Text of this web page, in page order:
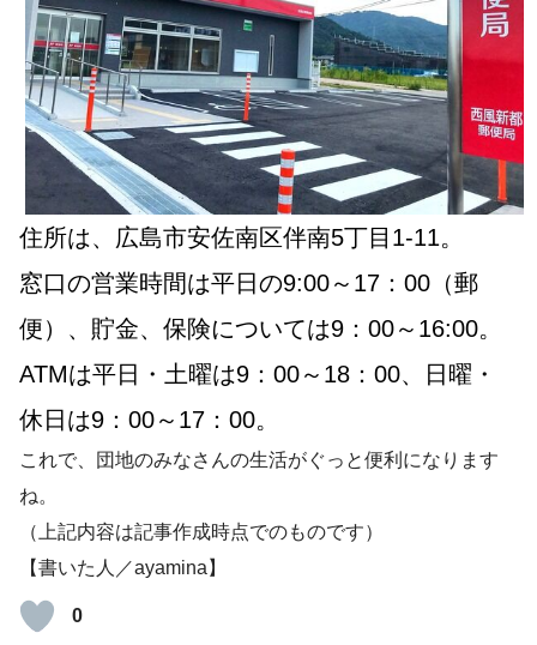
住所は、広島市安佐南区伴南5丁目1-11。
窓口の営業時間は平日の9:00～17：00（郵
便）、貯金、保険については9：00～16:00。
ATMは平日・土曜は9：00～18：00、日曜・
休日は9：00～17：00。
これで、団地のみなさんの生活がぐっと便利になります
ね。
（上記内容は記事作成時点でのものです）
【書いた人／ayamina】
0